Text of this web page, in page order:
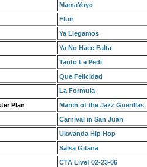
MamaYoyo
Fluir
Ya Llegamos
Ya No Hace Falta
Tanto Le Pedi
Que Felicidad
La Formula
Plan March of the Jazz Guerillas
Carnival in San Juan
Ukwanda Hip Hop
Salsa Gitana
CTA Live! 02-23-06